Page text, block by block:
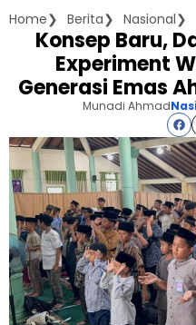
Home Berita Nasional
Konsep Baru,
Experiment
Generasi Emas
Munadi Ahmad